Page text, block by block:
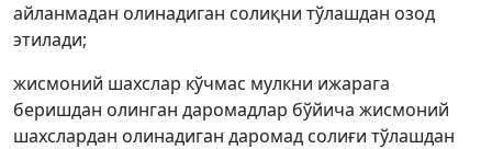
айланмадан олинадиган солиқни тўлашдан озод
этилади;
жисмоний шахслар кўчмас мулкни ижарага
беришдан олинган даромадлар бўйича жисмоний
шахслардан олинадиган даромад солиғи тўлашдан